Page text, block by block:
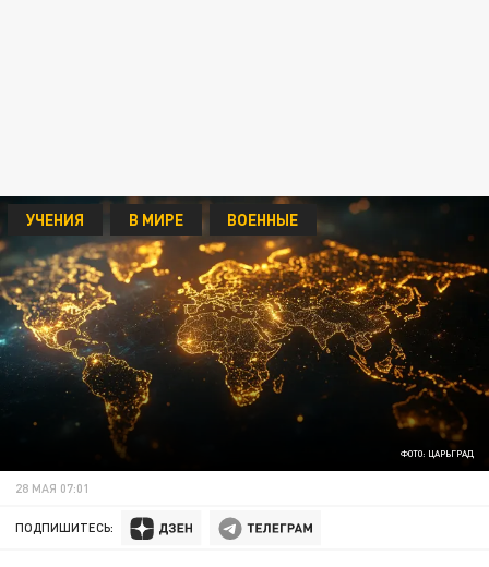
ФОТО: ЦАРЬГРАД
УЧЕНИЯ В МИРЕ ВОЕННЫЕ
28 МАЯ 07:01
ПОДПИШИТЕСЬ: